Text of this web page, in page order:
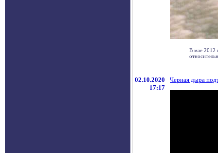
В мае 2012
02.10.2020
17:17
Черная дыра